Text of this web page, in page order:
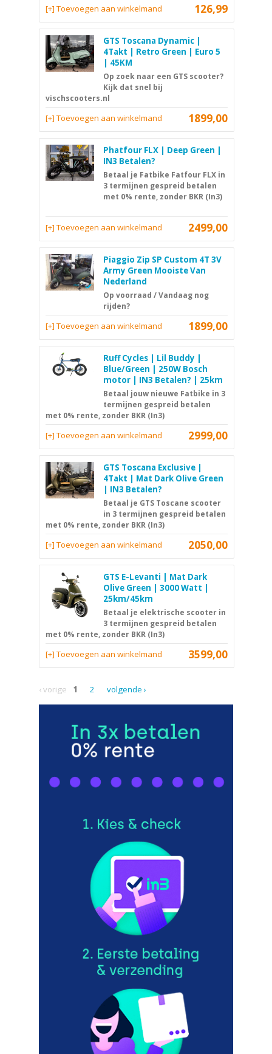
126,99
[+] Toevoegen aan winkelmand
GTS Toscana Dynamic |
4Takt | Retro Green | Euro 5
| 45KM
Op zoek naar een GTS scooter?
Kijk dat snel bij
vischscooters.nl
1899,00
[+] Toevoegen aan winkelmand
Phatfour FLX | Deep Green |
IN3 Betalen?
Betaal je Fatbike Fatfour FLX in
3 termijnen gespreid betalen
met 0% rente, zonder BKR (In3)
2499,00
[+] Toevoegen aan winkelmand
Piaggio Zip SP Custom 4T 3V
Army Green Mooiste Van
Nederland
Op voorraad / Vandaag nog
rijden?
1899,00
[+] Toevoegen aan winkelmand
Ruff Cycles | Lil Buddy |
Blue/Green | 250W Bosch
motor | IN3 Betalen? | 25km
Betaal jouw nieuwe Fatbike in 3
termijnen gespreid betalen
met 0% rente, zonder BKR (In3)
2999,00
[+] Toevoegen aan winkelmand
GTS Toscana Exclusive |
4Takt | Mat Dark Olive Green
| IN3 Betalen?
Betaal je GTS Toscane scooter
in 3 termijnen gespreid betalen
met 0% rente, zonder BKR (In3)
2050,00
[+] Toevoegen aan winkelmand
GTS E-Levanti | Mat Dark
Olive Green | 3000 Watt |
25km/45km
Betaal je elektrische scooter in
3 termijnen gespreid betalen
met 0% rente, zonder BKR (In3)
3599,00
[+] Toevoegen aan winkelmand
‹ vorige 1 2 volgende ›